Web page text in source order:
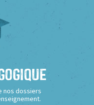
nos dossiers